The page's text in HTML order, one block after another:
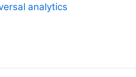
analytics